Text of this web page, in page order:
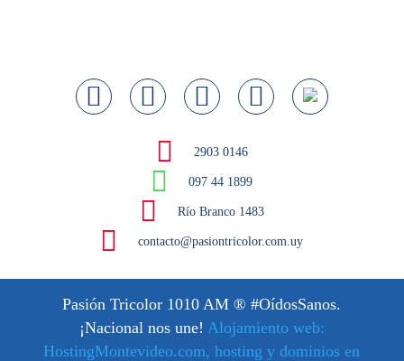
2903 0146
097 44 1899
Río Branco 1483
contacto@pasiontricolor.com.uy
Pasión Tricolor 1010 AM ® #OídosSanos.
¡Nacional nos une! Alojamiento web:
HostingMontevideo.com, hosting y dominios en